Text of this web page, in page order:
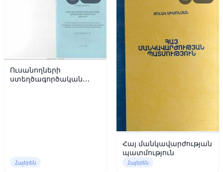
Ուսանողների
ստեղծագործական
Հայերեն
Հայ մանկավարժության
պատմություն
Հայերեն